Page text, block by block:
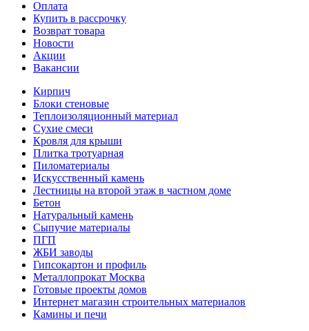
Оплата
Купить в рассрочку
Возврат товара
Новости
Акции
Вакансии
Кирпич
Блоки стеновые
Теплоизоляционный материал
Сухие смеси
Кровля для крыши
Плитка тротуарная
Пиломатериалы
Искусственный камень
Лестницы на второй этаж в частном доме
Бетон
Натуральный камень
Сыпучие материалы
ПГП
ЖБИ заводы
Гипсокартон и профиль
Металлопрокат Москва
Готовые проекты домов
Интернет магазин строительных материалов
Камины и печи